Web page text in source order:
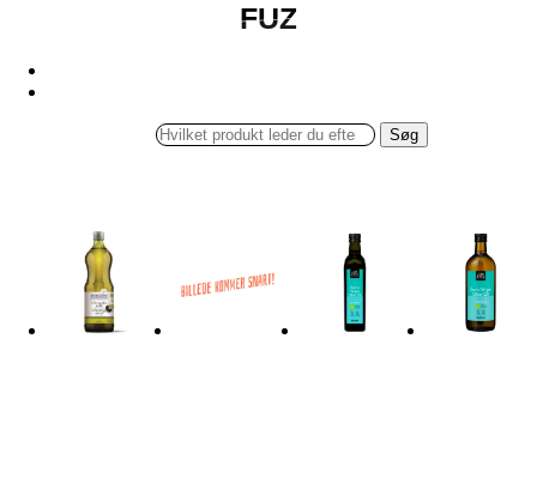
FUZ
FUZ
Søg